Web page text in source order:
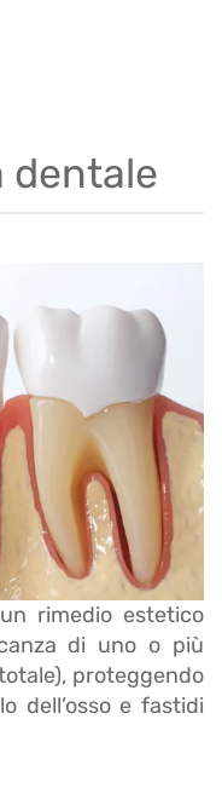
dentale
rimedio estetico
di uno o più
proteggendo
dell’osso e fastidi